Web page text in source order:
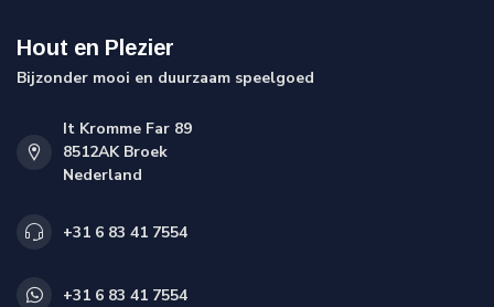
Hout en Plezier
Bijzonder mooi en duurzaam speelgoed
It Kromme Far 89
8512AK Broek
Nederland
+31 6 83 41 7554
+31 6 83 41 7554